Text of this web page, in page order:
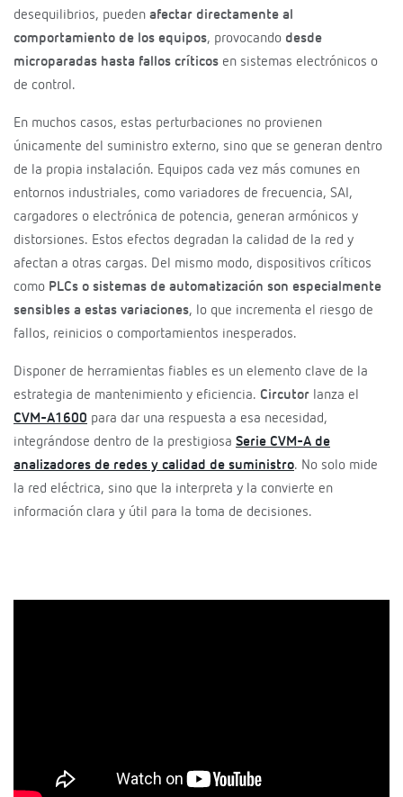
desequilibrios, pueden afectar directamente al
comportamiento de los equipos, provocando desde
microparadas hasta fallos críticos en sistemas electrónicos o
de control.
En muchos casos, estas perturbaciones no provienen
únicamente del suministro externo, sino que se generan dentro
de la propia instalación. Equipos cada vez más comunes en
entornos industriales, como variadores de frecuencia, SAI,
cargadores o electrónica de potencia, generan armónicos y
distorsiones. Estos efectos degradan la calidad de la red y
afectan a otras cargas. Del mismo modo, dispositivos críticos
como PLCs o sistemas de automatización son especialmente
sensibles a estas variaciones, lo que incrementa el riesgo de
fallos, reinicios o comportamientos inesperados.
Disponer de herramientas fiables es un elemento clave de la
estrategia de mantenimiento y eficiencia. Circutor lanza el
CVM-A1600 para dar una respuesta a esa necesidad,
integrándose dentro de la prestigiosa Serie CVM-A de
analizadores de redes y calidad de suministro. No solo mide
la red eléctrica, sino que la interpreta y la convierte en
información clara y útil para la toma de decisiones.